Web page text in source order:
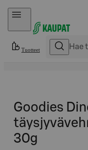
Hyppää sisältöön
Tuotteet
Goodies
30g